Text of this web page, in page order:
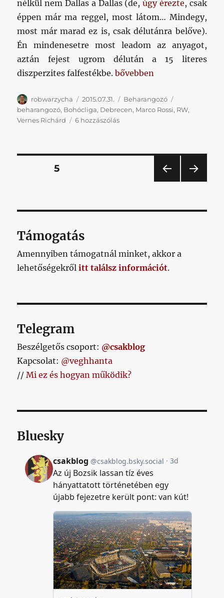
nélkül nem Dallas a Dallas (de,úgy érezte, csak
éppen már ma reggel, most látom… Mindegy,
most már marad ez is, csak délutánra belőve).
Én mindenesetre most leadom az anyagot,
aztán fejest ugrom délután a 15 literes
diszperzites falfestékbe.„Hérától a Lokiig – RW
bővebben
Szerző
robwarzycha Közzétéve
2015.07.31. Kategória
Beharangozó
beharangozó, Bohócliga, Debrecen, Marco Rossi, RW,
Vernes Richárd
6 hozzászólásHérától
Bejegyzések
AL
OLDAL5
OLD
Támogatás
Amennyiben támogatnál minket, akkor a
lehetőségekrőlitt találsz információt.
Telegram
Beszélgetős csoport: @csakblog
Kapcsolat: @veghhanta
//Mi ez és hogyan működik?
Bluesky